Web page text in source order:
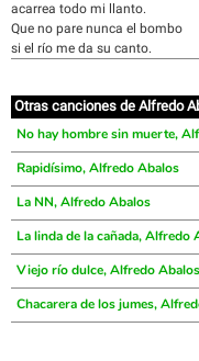
acarrea todo mi llanto.
Que no pare nunca el bombo
si el río me da su canto.
Otras canciones de Alfredo
No hay hombre sin muerte,
Rapidísimo, Alfredo Abalos
La NN, Alfredo Abalos
La linda de la cañada, Alfredo
Viejo río dulce, Alfredo Abalos
Chacarera de los jumes,